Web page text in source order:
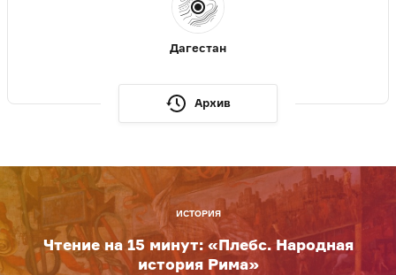
Дагестан
Архив
ИСТОРИЯ
Чтение на 15 минут: «Плебс. Народная
история Рима»